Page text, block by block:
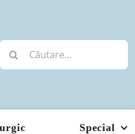
Cautare...
Special